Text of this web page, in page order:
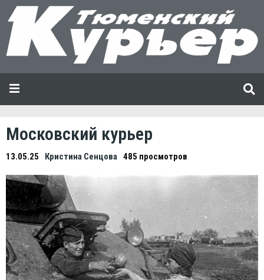
Московский курьер
13.05.25 Кристина Сенцова 485 просмотров